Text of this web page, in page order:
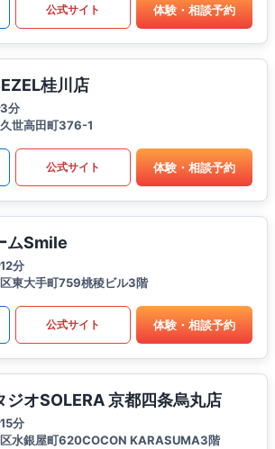
公式サイト 体験・相談予約
桂川店
分
世高田町376-1
公式サイト 体験・相談予約
ムSmile
分
東大手町759桃稜ビル3階
公式サイト 体験・相談予約
ジオSOLERA 京都四条烏丸店
分
水銀屋町620COCON KARASUMA3階